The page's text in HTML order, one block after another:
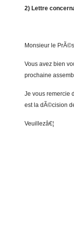
2) Lettre
Monsieur le
Vous avez bien
prochaine
Je vous remercie
est la dÃ©cision
Veuillezâ€¦